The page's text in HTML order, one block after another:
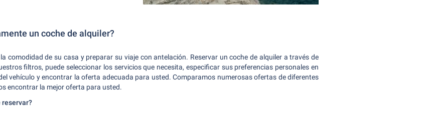
un coche de alquiler?
comodidad de su casa y preparar su viaje con antelación. Reservar un coche de alquiler a través de
filtros, puede seleccionar los servicios que necesita, especificar sus preferencias personales en
vehículo y encontrar la oferta adecuada para usted. Comparamos numerosas ofertas de diferentes
encontrar la mejor oferta para usted.
reservar?